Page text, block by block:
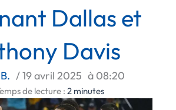
Dallas et
Davis
/19 avril 2025 à 08:20
de lecture : 2 minutes